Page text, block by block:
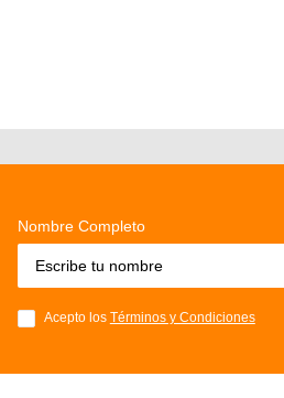
Nombre Completo
Acepto los Términos y Condiciones